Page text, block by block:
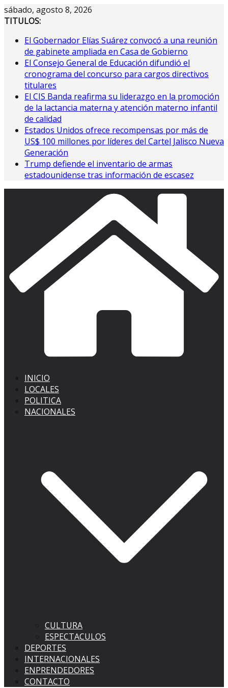
Saltar
al
sábado, agosto 8, 2026
TITULOS:
El Gobernador Elías Suárez convocó a una reunión
de gabinete ampliada en Casa de Gobierno
El Consejo General de Educación difundió el
cronograma del concurso para cargos directivos
titulares
El CIS Banda reafirma su liderazgo en la promoción
de la lactancia materna y atención materno infantil
de calidad
Estados Unidos ofrece recompensas por más de
US$ 100 millones por líderes del Cartel Jalisco Nueva
Generación
Trump defiende el inventario de armas
estadounidense tras información de escasez
INICIO
LOCALES
POLITICA
NACIONALES
CULTURA
ESPECTACULOS
DEPORTES
INTERNACIONALES
ENPRENDEDORES
CONTACTO